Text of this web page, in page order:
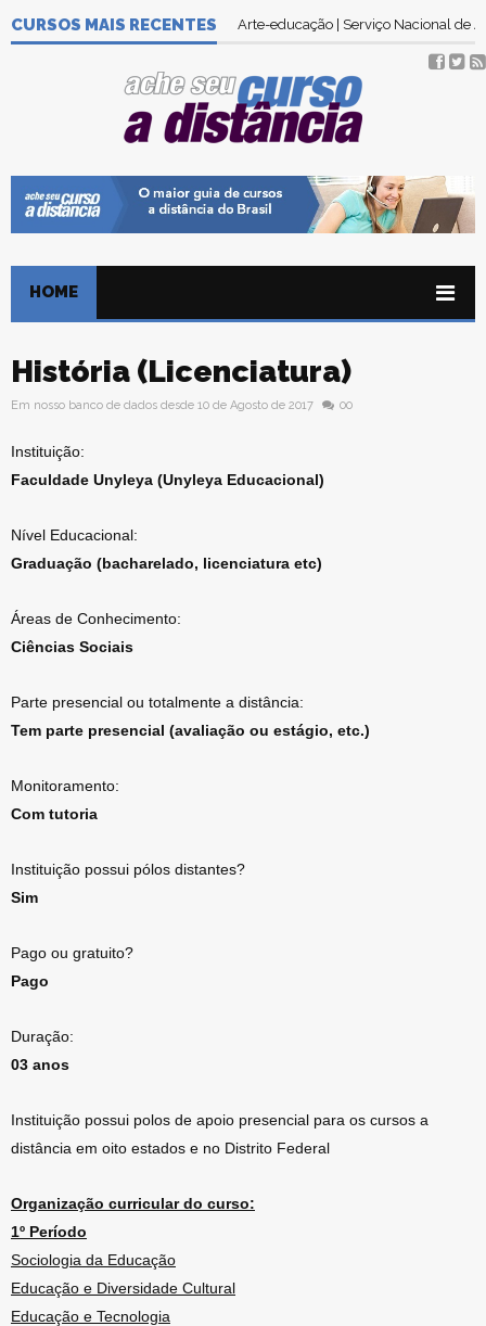
CURSOS MAIS RECENTES Arte-educação | Serviço Nacional de
HOME
História (Licenciatura)
Em nosso banco de dados desde 10 de Agosto de 2017 00
Instituição:
Faculdade Unyleya (Unyleya Educacional)
Nível Educacional:
Graduação (bacharelado, licenciatura etc)
Áreas de Conhecimento:
Ciências Sociais
Parte presencial ou totalmente a distância:
Tem parte presencial (avaliação ou estágio, etc.)
Monitoramento:
Com tutoria
Instituição possui pólos distantes?
Sim
Pago ou gratuito?
Pago
Duração:
03 anos
Instituição possui polos de apoio presencial para os cursos a
distância em oito estados e no Distrito Federal
Organização curricular do curso:
1º Período
Sociologia da Educação
Educação e Diversidade Cultural
Educação e Tecnologia